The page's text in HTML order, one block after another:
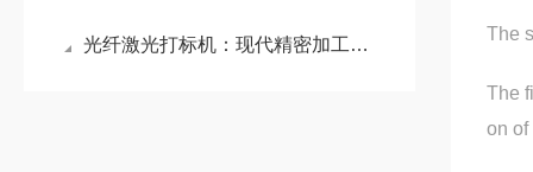
光纤激光打标机：现代精密加工的核心标识设备
The
The
on of